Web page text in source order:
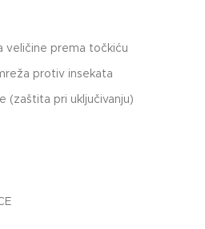
veličine prema točkiću
protiv insekata
(zaštita pri uključivanju)